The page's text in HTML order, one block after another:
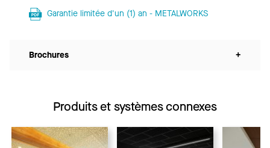
Garantie limitée d'un (1) an - METALWORKS
Brochures +
Produits et systèmes connexes